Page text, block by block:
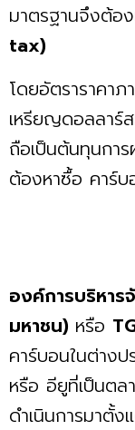
มาตรฐานจึงต้อ
tax)
โดยอัตราราคา
เหรียญดอลลาร์
ถือเป็นต้นทุนกา
ต้องหาซื้อ คาร์บ
องค์การบริหาร
มหาชน) หรือ
คาร์บอนในต่าง
หรือ อียูที่เป็นตล
ดำเนินการมาตั้